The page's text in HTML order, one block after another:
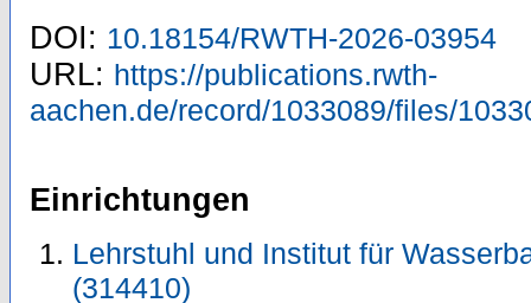
DOI: 10.18154/RWTH-2026-03954
URL: https://publications.rwth-
aachen.de/record/1033089/files/
Einrichtungen
Lehrstuhl und Institut für
(314410)